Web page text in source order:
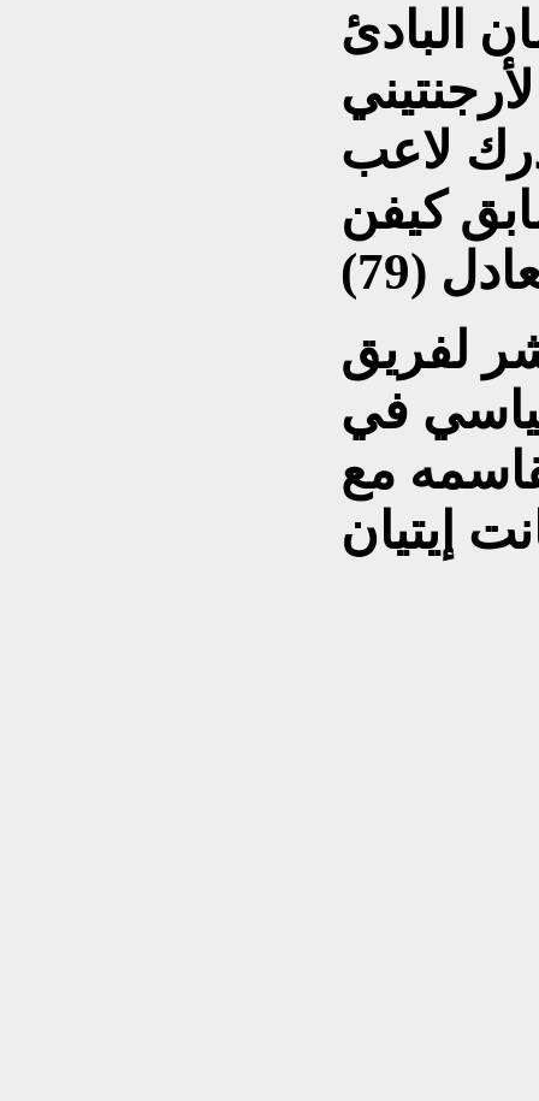
البادئ
(59)، وأدرك لاعب
كيفن
لفريق
في
مع